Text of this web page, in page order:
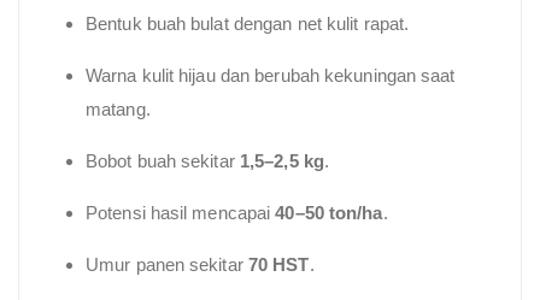
Bentuk buah bulat dengan net kulit rapat.
Warna kulit hijau dan berubah kekuningan saat
matang.
Bobot buah sekitar 1,5–2,5 kg.
Potensi hasil mencapai40–50 ton/ha.
Umur panen sekitar 70 HST.